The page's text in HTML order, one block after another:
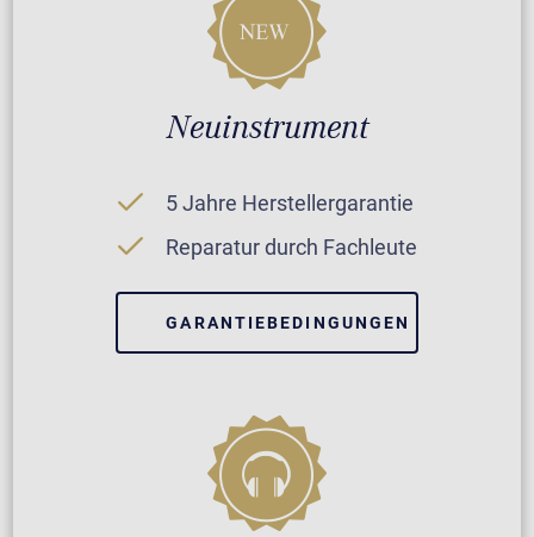
Neuinstrument
5 Jahre Herstellergarantie
Reparatur durch Fachleute
GARANTIEBEDINGUNGEN